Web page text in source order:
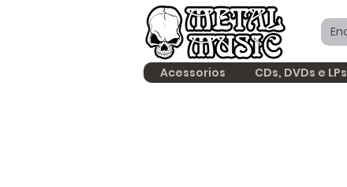
Acessorios CDs, DVDs e LPs